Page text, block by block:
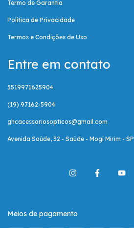
Termo de Garantia
Política de Privacidade
Termos e Condições de Uso
Entre em contato
5519971625904
(19) 97162-5904
ghcacessoriosopticos@gmail.com
Avenida Saúde, 32 - Saúde - Mogi Mirim - SP
Meios de pagamento